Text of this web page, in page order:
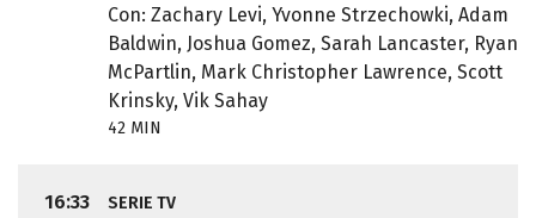
Con: Zachary Levi, Yvonne Strzechowki, Adam
Baldwin, Joshua Gomez, Sarah Lancaster, Ryan
McPartlin, Mark Christopher Lawrence, Scott
Krinsky, Vik Sahay
42 MIN
16:33 SERIE TV